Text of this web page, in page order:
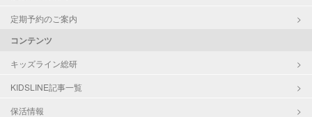
定期予約のご案内
コンテンツ
キッズライン総研
KIDSLINE記事一覧
保活情報